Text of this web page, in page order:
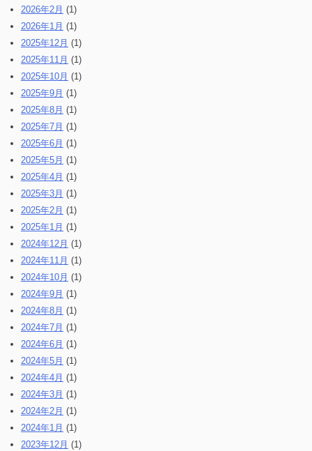
2026年2月 (1)
2026年1月 (1)
2025年12月 (1)
2025年11月 (1)
2025年10月 (1)
2025年9月 (1)
2025年8月 (1)
2025年7月 (1)
2025年6月 (1)
2025年5月 (1)
2025年4月 (1)
2025年3月 (1)
2025年2月 (1)
2025年1月 (1)
2024年12月 (1)
2024年11月 (1)
2024年10月 (1)
2024年9月 (1)
2024年8月 (1)
2024年7月 (1)
2024年6月 (1)
2024年5月 (1)
2024年4月 (1)
2024年3月 (1)
2024年2月 (1)
2024年1月 (1)
2023年12月 (1)